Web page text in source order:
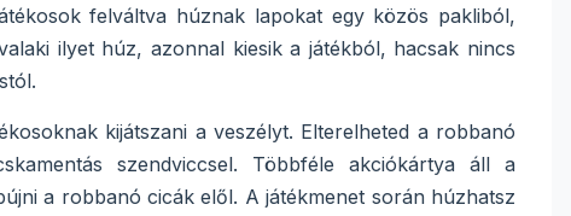
felváltva húznak lapokat egy közös pakliból,
ilyet húz, azonnal kiesik a játékból, hacsak nincs
kijátszani a veszélyt. Elterelheted a robbanó
szendviccsel. Többféle akciókártya áll a
a robbanó cicák elől. A játékmenet során húzhatsz